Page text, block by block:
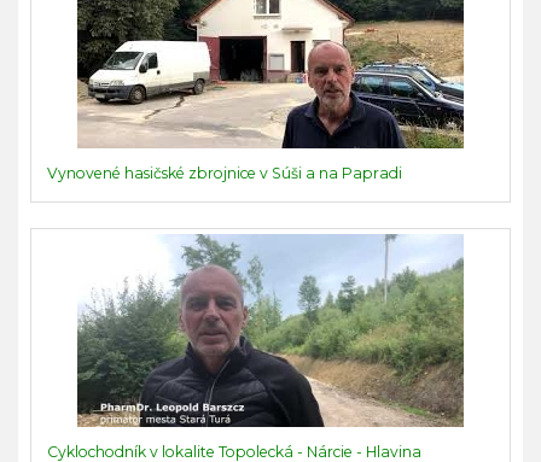
Vynovené hasičské zbrojnice v Súši a na Papradi
Cyklochodník v lokalite Topolecká - Nárcie - Hlavina